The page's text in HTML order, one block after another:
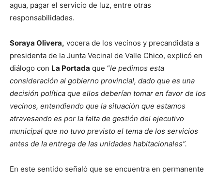
agua, pagar el servicio de luz, entre otras
responsabilidades.
Soraya Olivera, vocera de los vecinos y precandidata a
presidenta de la Junta Vecinal de Valle Chico, explicó en
diálogo con La Portada que “le pedimos esta
consideración al gobierno provincial, dado que es una
decisión política que ellos deberían tomar en favor de los
vecinos, entendiendo que la situación que estamos
atravesando es por la falta de gestión del ejecutivo
municipal que no tuvo previsto el tema de los servicios
antes de la entrega de las unidades habitacionales”.
En este sentido señaló que se encuentra en permanente